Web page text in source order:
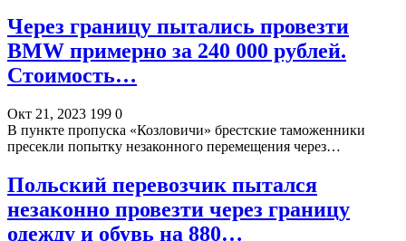
Через границу пытались провезти
BMW примерно за 240 000 рублей.
Стоимость…
Окт 21, 2023 199 0
В пункте пропуска «Козловичи» брестские таможенники
пресекли попытку незаконного перемещения через…
Польский перевозчик пытался
незаконно провезти через границу
одежду и обувь на 880…